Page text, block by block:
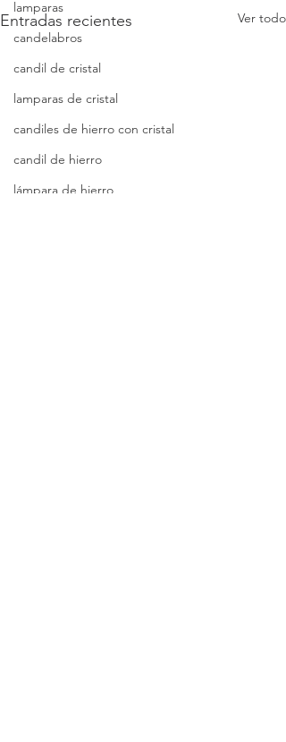
lamparas
candelabros
candil de cristal
lamparas de cristal
candiles de hierro con cristal
candil de hierro
lámpara de hierro
Entradas recientes Ver todo